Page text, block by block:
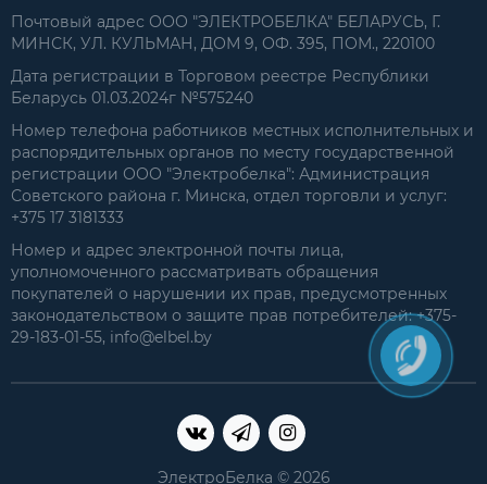
Почтовый адрес ООО "ЭЛЕКТРОБЕЛКА" БЕЛАРУСЬ, Г.
МИНСК, УЛ. КУЛЬМАН, ДОМ 9, ОФ. 395, ПОМ., 220100
Дата регистрации в Торговом реестре Республики
Беларусь 01.03.2024г №575240
Номер телефона работников местных исполнительных и
распорядительных органов по месту государственной
регистрации ООО "Электробелка": Администрация
Советского района г. Минска, отдел торговли и услуг:
+375 17 3181333
Номер и адрес электронной почты лица,
уполномоченного рассматривать обращения
покупателей о нарушении их прав, предусмотренных
законодательством о защите прав потребителей: +375-
29-183-01-55, info@elbel.by
ЭлектроБелка © 2026